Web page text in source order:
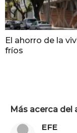
El ahorro de la
fríos
Más acerca del
EFE